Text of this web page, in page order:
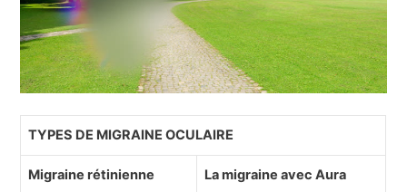
TYPES DE MIGRAINE OCULAIRE
Migraine rétinienne La migraine avec Aura